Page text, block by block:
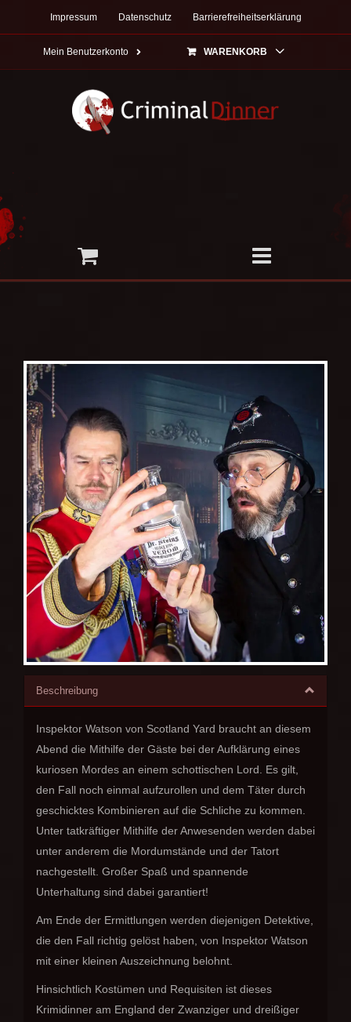
Impressum Datenschutz Barrierefreiheitserklärung
Mein Benutzerkonto WARENKORB
Beschreibung
Inspektor Watson von Scotland Yard braucht an diesem
Abend die Mithilfe der Gäste bei der Aufklärung eines
kuriosen Mordes an einem schottischen Lord. Es gilt,
den Fall noch einmal aufzurollen und dem Täter durch
geschicktes Kombinieren auf die Schliche zu kommen.
Unter tatkräftiger Mithilfe der Anwesenden werden dabei
unter anderem die Mordumstände und der Tatort
nachgestellt. Großer Spaß und spannende
Unterhaltung sind dabei garantiert!
Am Ende der Ermittlungen werden diejenigen Detektive,
die den Fall richtig gelöst haben, von Inspektor Watson
mit einer kleinen Auszeichnung belohnt.
Hinsichtlich Kostümen und Requisiten ist dieses
Krimidinner am England der Zwanziger und dreißiger